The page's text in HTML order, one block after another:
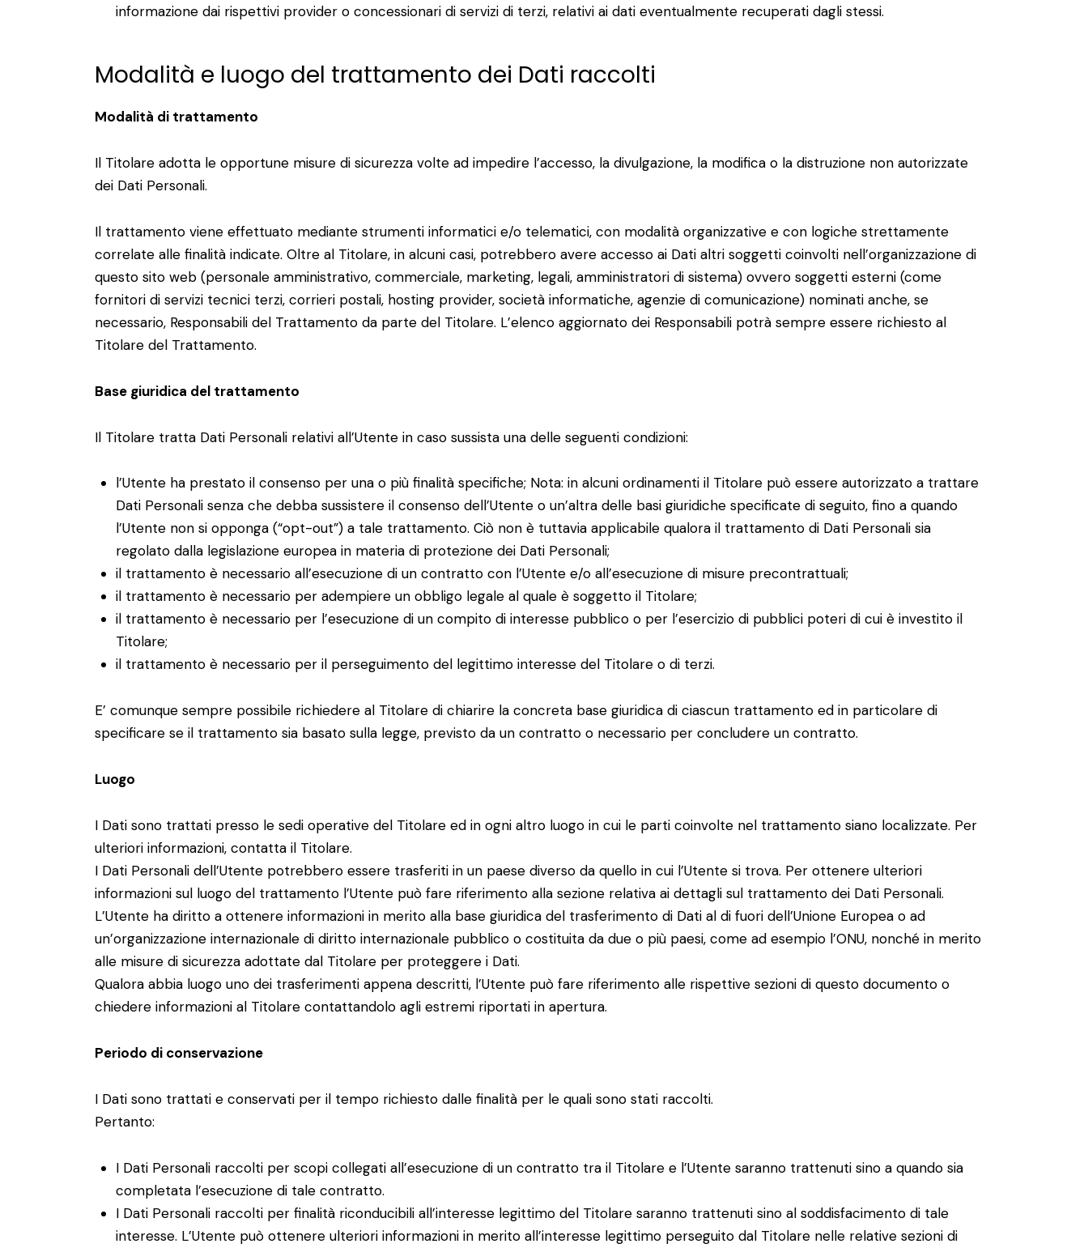
informazione dai rispettivi provider o concessionari di servizi di terzi, relativi ai dati eventualmente recuperati dagli stessi.
Modalità e luogo del trattamento dei Dati raccolti
Modalità di trattamento
Il Titolare adotta le opportune misure di sicurezza volte ad impedire l’accesso, la divulgazione, la modifica o la distruzione non autorizzate
dei Dati Personali.
Il trattamento viene effettuato mediante strumenti informatici e/o telematici, con modalità organizzative e con logiche strettamente
correlate alle finalità indicate. Oltre al Titolare, in alcuni casi, potrebbero avere accesso ai Dati altri soggetti coinvolti nell’organizzazione di
questo sito web (personale amministrativo, commerciale, marketing, legali, amministratori di sistema) ovvero soggetti esterni (come
fornitori di servizi tecnici terzi, corrieri postali, hosting provider, società informatiche, agenzie di comunicazione) nominati anche, se
necessario, Responsabili del Trattamento da parte del Titolare. L’elenco aggiornato dei Responsabili potrà sempre essere richiesto al
Titolare del Trattamento.
Base giuridica del trattamento
Il Titolare tratta Dati Personali relativi all’Utente in caso sussista una delle seguenti condizioni:
l’Utente ha prestato il consenso per una o più finalità specifiche; Nota: in alcuni ordinamenti il Titolare può essere autorizzato a trattare
Dati Personali senza che debba sussistere il consenso dell’Utente o un’altra delle basi giuridiche specificate di seguito, fino a quando
l’Utente non si opponga (“opt-out”) a tale trattamento. Ciò non è tuttavia applicabile qualora il trattamento di Dati Personali sia
regolato dalla legislazione europea in materia di protezione dei Dati Personali;
il trattamento è necessario all’esecuzione di un contratto con l’Utente e/o all’esecuzione di misure precontrattuali;
il trattamento è necessario per adempiere un obbligo legale al quale è soggetto il Titolare;
il trattamento è necessario per l’esecuzione di un compito di interesse pubblico o per l’esercizio di pubblici poteri di cui è investito il
Titolare;
il trattamento è necessario per il perseguimento del legittimo interesse del Titolare o di terzi.
E’ comunque sempre possibile richiedere al Titolare di chiarire la concreta base giuridica di ciascun trattamento ed in particolare di
specificare se il trattamento sia basato sulla legge, previsto da un contratto o necessario per concludere un contratto.
Luogo
I Dati sono trattati presso le sedi operative del Titolare ed in ogni altro luogo in cui le parti coinvolte nel trattamento siano localizzate. Per
ulteriori informazioni, contatta il Titolare.
I Dati Personali dell’Utente potrebbero essere trasferiti in un paese diverso da quello in cui l’Utente si trova. Per ottenere ulteriori
informazioni sul luogo del trattamento l’Utente può fare riferimento alla sezione relativa ai dettagli sul trattamento dei Dati Personali.
L’Utente ha diritto a ottenere informazioni in merito alla base giuridica del trasferimento di Dati al di fuori dell’Unione Europea o ad
un’organizzazione internazionale di diritto internazionale pubblico o costituita da due o più paesi, come ad esempio l’ONU, nonché in merito
alle misure di sicurezza adottate dal Titolare per proteggere i Dati.
Qualora abbia luogo uno dei trasferimenti appena descritti, l’Utente può fare riferimento alle rispettive sezioni di questo documento o
chiedere informazioni al Titolare contattandolo agli estremi riportati in apertura.
Periodo di conservazione
I Dati sono trattati e conservati per il tempo richiesto dalle finalità per le quali sono stati raccolti.
Pertanto:
I Dati Personali raccolti per scopi collegati all’esecuzione di un contratto tra il Titolare e l’Utente saranno trattenuti sino a quando sia
completata l’esecuzione di tale contratto.
I Dati Personali raccolti per finalità riconducibili all’interesse legittimo del Titolare saranno trattenuti sino al soddisfacimento di tale
interesse. L’Utente può ottenere ulteriori informazioni in merito all’interesse legittimo perseguito dal Titolare nelle relative sezioni di